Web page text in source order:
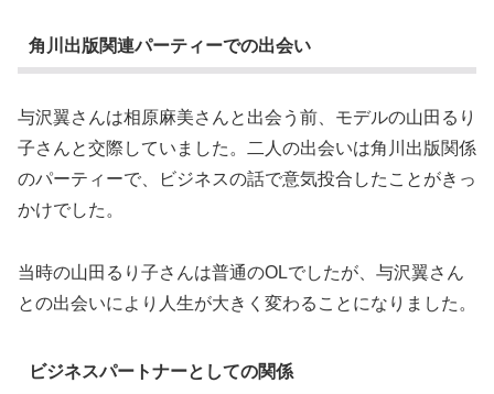
角川出版関連パーティーでの出会い
与沢翼さんは相原麻美さんと出会う前、モデルの山田るり
子さんと交際していました。二人の出会いは角川出版関係
のパーティーで、ビジネスの話で意気投合したことがきっ
かけでした。
当時の山田るり子さんは普通のOLでしたが、与沢翼さん
との出会いにより人生が大きく変わることになりました。
ビジネスパートナーとしての関係